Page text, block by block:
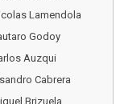
Lamendola
Godoy
Auzqui
Cabrera
Brizuela